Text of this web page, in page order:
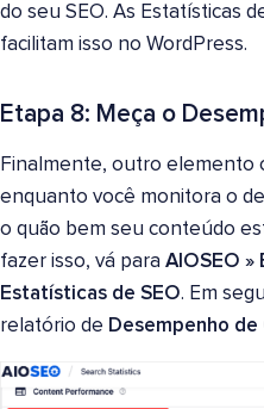
do seu SEO. As Estatísticas
facilitam isso no WordPress.
Etapa 8: Meça o
Finalmente, outro elemento
enquanto você monitora o
o quão bem seu conteúdo
fazer isso, vá para AIOSEO »
Estatísticas de SEO. Em
relatório de Desempenho